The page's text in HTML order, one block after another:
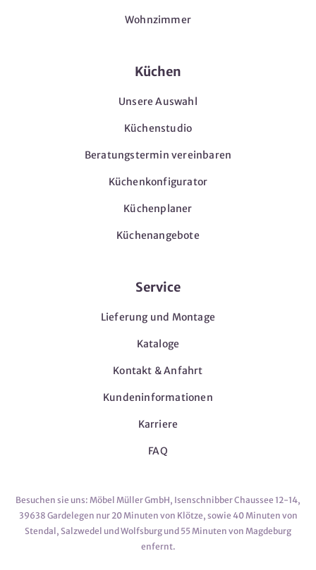
Wohnzimmer
Küchen
Unsere Auswahl
Küchenstudio
Beratungstermin vereinbaren
Küchenkonfigurator
Küchenplaner
Küchenangebote
Service
Lieferung und Montage
Kataloge
Kontakt & Anfahrt
Kundeninformationen
Karriere
FAQ
Besuchen sie uns: Möbel Müller GmbH, Isenschnibber Chaussee 12-14,
39638 Gardelegen nur 20 Minuten von Klötze, sowie 40 Minuten von
Stendal, Salzwedel und Wolfsburg und 55 Minuten von Magdeburg
enfernt.